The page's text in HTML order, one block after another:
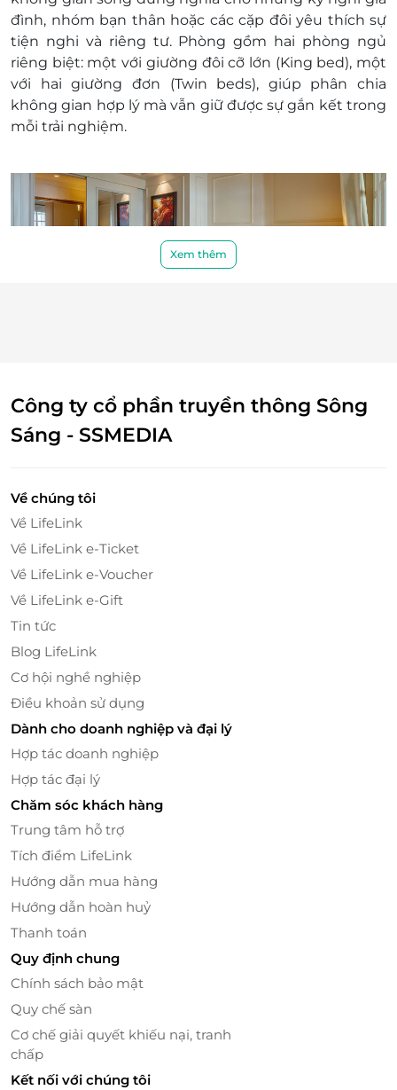
nhưng chưa liên hệ với LifeLink, chúng tôi
hoàn toàn không chịu trách nhiệm
Điều kiện hoãn/huỷ phòng:
Hủy trước 30 ngày miễn phí; tính phí dịch vụ
LifeLink.vn
Hủy phòng từ 15 ngày đến ngày khách đến
Điều kiện khác:
Áp dụng 01 E-Voucher/E-Coupon cho 02
khách
Một khách hàng được mua nhiều E-
Voucher/E-Coupon
đình, nhóm bạn thân hoặc các cặp đôi yêu thích sự
tiện nghi và riêng tư. Phòng gồm hai phòng ngủ
riêng biệt: một với giường đôi cỡ lớn (King bed), một
với
hai giường đơn (Twin beds), giúp phân chia
không gian hợp lý mà vẫn giữ được sự gắn kết trong
mỗi trải nghiệm.
Từ ban công hướng biển đến từng góc nhỏ
Điểm nhấn đặc biệt của căn phòng chính là
thơi thưởng thức trà chiều, ngắm hoàng hôn dần
buông trên mặt biển hay đón làn gió đại dương mát
lành mỗi sớm mai. Nội thất trong phòng mang đậm
dấu ấn thời Victoria:trần cao thoáng đãng
sàn sang trọng
một không gian vừa ấm cúng vừa đầy khí chất
vương giả.
Phòng khách rộng mở, phong cách nhẹ nhàng, hài
hòa với khu
bếp nấu ăn tiện nghi
tưởng để cả gia đình quây quần bên những bữa ăn
ấm áp.
Xem thêm
Công ty cổ phần truyền thông Sông
Sáng - SSMEDIA
Về chúng tôi
Về LifeLink
Về LifeLink e-Ticket
Về LifeLink e-Voucher
Về LifeLink e-Gift
Tin tức
Blog LifeLink
Cơ hội nghề nghiệp
Điều khoản sử dụng
Dành cho doanh nghiệp và đại lý
Hợp tác doanh nghiệp
Hợp tác đại lý
Chăm sóc khách hàng
Trung tâm hỗ trợ
Tích điểm LifeLink
Hướng dẫn mua hàng
Hướng dẫn hoàn huỷ
Thanh toán
Quy định chung
Chính sách bảo mật
Quy chế sàn
Cơ chế giải quyết khiếu nại, tranh
chấp
Kết nối với chúng tôi